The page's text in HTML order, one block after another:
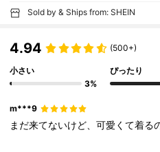
Sold by & Ships from: SHEIN
4.94 (500+)
小さい
3%
ぴったり
m***9
まだ来てないけど、可愛くて着る